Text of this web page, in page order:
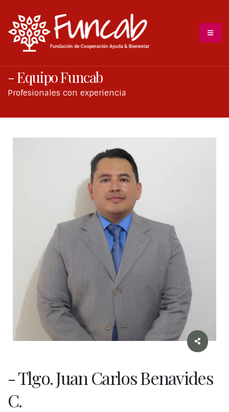
- Equipo Funcab
Profesionales con experiencia
- Tlgo. Juan Carlos Benavides
C.